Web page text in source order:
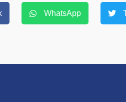
WhatsApp